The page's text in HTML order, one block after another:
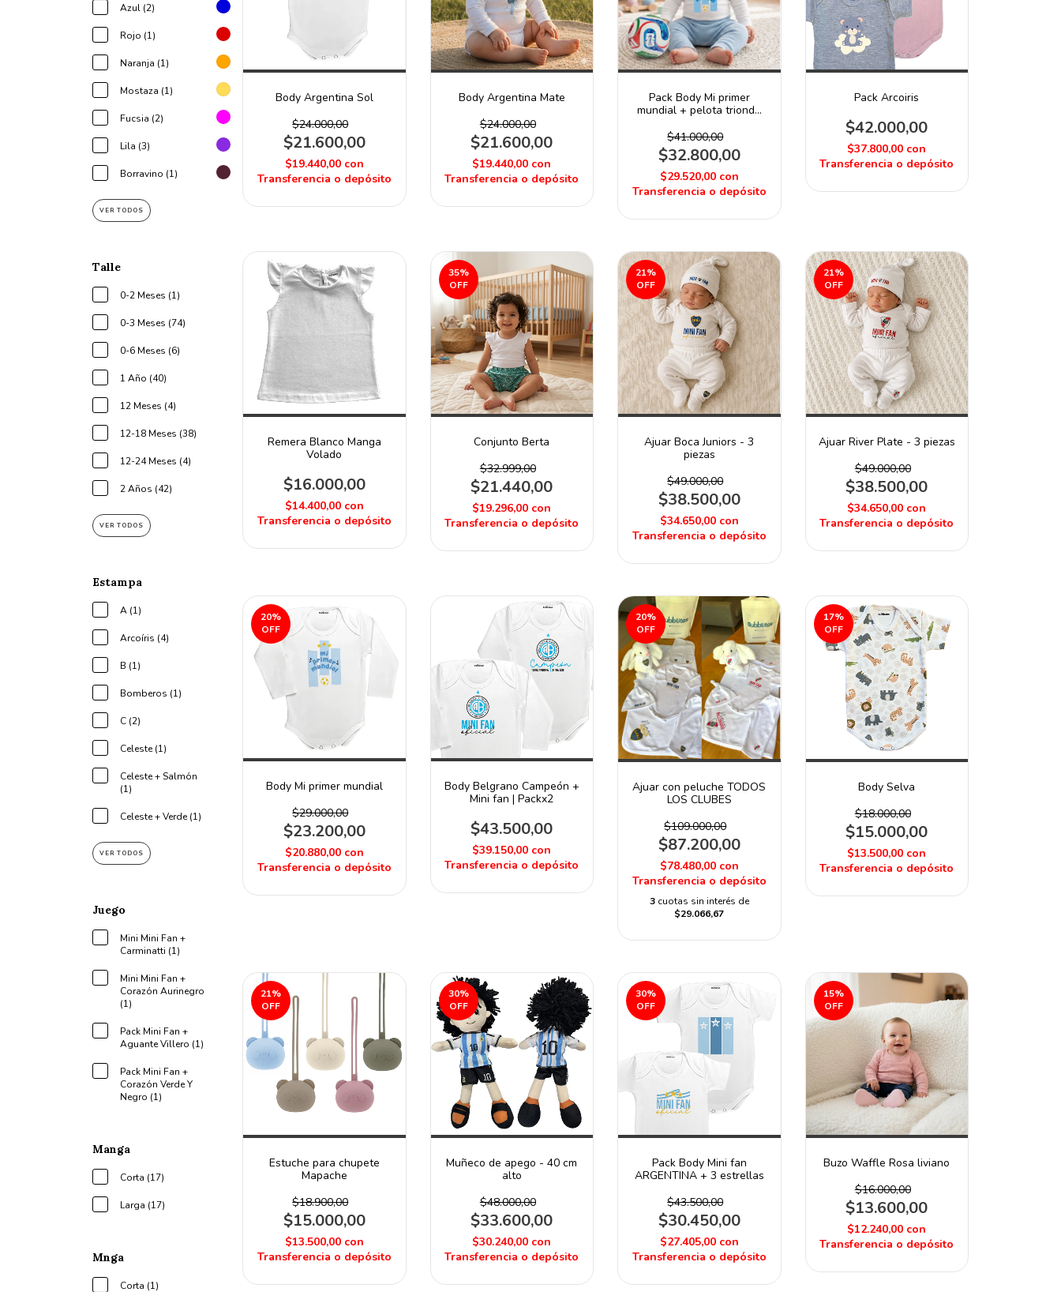
Azul (2)
Rojo (1)
Naranja (1)
Mostaza (1)
Fucsia (2)
Lila (3)
Borravino (1)
VER TODOS
Talle
0-2 Meses (1)
0-3 Meses (74)
0-6 Meses (6)
1 Año (40)
12 Meses (4)
12-18 Meses (38)
12-24 Meses (4)
2 Años (42)
VER TODOS
Estampa
A (1)
Arcoíris (4)
B (1)
Bomberos (1)
C (2)
Celeste (1)
Celeste + Salmón
(1)
Celeste + Verde (1)
VER TODOS
Juego
Mini Mini Fan +
Carminatti (1)
Mini Mini Fan +
Corazón Aurinegro
(1)
Pack Mini Fan +
Aguante Villero (1)
Pack Mini Fan +
Corazón Verde Y
Negro (1)
Manga
Corta (17)
Larga (17)
Mnga
Corta (1)
Body Argentina Sol
$24.000,00
$21.600,00
$19.440,00 con
Transferencia o depósito
Body Argentina Mate
$24.000,00
$21.600,00
$19.440,00 con
Transferencia o depósito
Pack Body Mi primer
mundial + pelota trionda
$41.000,00
$32.800,00
$29.520,00 con
Transferencia o depósito
Pack Arcoiris
$42.000,00
$37.800,00 con
Transferencia o depósito
Remera Blanco Manga
Volado
$16.000,00
$14.400,00 con
Transferencia o depósito
35%
OFF
Conjunto Berta
$32.999,00
$21.440,00
$19.296,00 con
Transferencia o depósito
21%
OFF
Ajuar Boca Juniors - 3
piezas
$49.000,00
$38.500,00
$34.650,00 con
Transferencia o depósito
21%
OFF
Ajuar River Plate - 3 piezas
$49.000,00
$38.500,00
$34.650,00 con
Transferencia o depósito
20%
OFF
Body Mi primer mundial
$29.000,00
$23.200,00
$20.880,00 con
Transferencia o depósito
Body Belgrano Campeón +
Mini fan | Packx2
$43.500,00
$39.150,00 con
Transferencia o depósito
20%
OFF
Ajuar con peluche TODOS
LOS CLUBES
$109.000,00
$87.200,00
$78.480,00 con
Transferencia o depósito
3 cuotas sin interés de
$29.066,67
17%
OFF
Body Selva
$18.000,00
$15.000,00
$13.500,00 con
Transferencia o depósito
21%
OFF
Estuche para chupete
Mapache
$18.900,00
$15.000,00
$13.500,00 con
Transferencia o depósito
30%
OFF
Muñeco de apego - 40 cm
alto
$48.000,00
$33.600,00
$30.240,00 con
Transferencia o depósito
30%
OFF
Pack Body Mini fan
ARGENTINA + 3 estrellas
$43.500,00
$30.450,00
$27.405,00 con
Transferencia o depósito
15%
OFF
Buzo Waffle Rosa liviano
$16.000,00
$13.600,00
$12.240,00 con
Transferencia o depósito